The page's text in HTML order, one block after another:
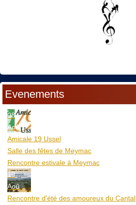
Evenements
08
Aoû
Amicale 19 Ussel
Salle des fêtes de Meymac
Rencontre estivale à Meymac
10
Aoû
Rencontre d'été des amoureux du Cantal